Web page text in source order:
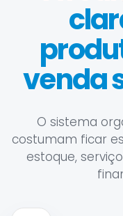
venda
O sistema
costumam ficar
estoque,